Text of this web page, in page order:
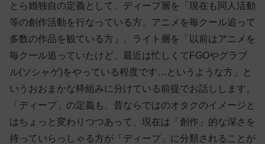
とら婚独自の定義として、ディープ層を
「現在も同人活動
等の創作活動を行なっている方、アニメを毎クール追って
多数の作品を観ている方」
、ライト層を
「以前はアニメを
毎クール追っていたけど、最近は忙しくてFGOやグラブ
ル(ソシャゲ)をやっている程度です…というような方」
と
いうおおまかな枠組みに分けている前提でお話しします。
「ディープ」の定義も、昔ならではのオタクのイメージと
はちょっと変わりつつあって、現在は「創作」的な深さを
持っていらっしゃる方が「ディープ」に分類されることが